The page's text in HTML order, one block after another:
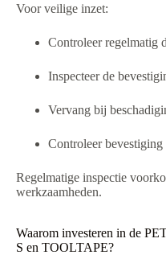
Voor veilige inzet:
Controleer regelmatig
Inspecteer de
Vervang bij
Controleer
Regelmatige inspectie
werkzaamheden.
Waarom investeren in de
S en TOOLTAPE?